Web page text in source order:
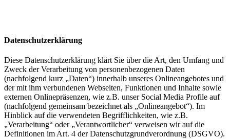
Datenschutzerklärung
Diese Datenschutzerklärung klärt Sie über die Art, den Umfang und
Zweck der Verarbeitung von personenbezogenen Daten
(nachfolgend kurz „Daten“) innerhalb unseres Onlineangebotes und
der mit ihm verbundenen Webseiten, Funktionen und Inhalte sowie
externen Onlinepräsenzen, wie z.B. unser Social Media Profile auf
(nachfolgend gemeinsam bezeichnet als „Onlineangebot“). Im
Hinblick auf die verwendeten Begrifflichkeiten, wie z.B.
„Verarbeitung“ oder „Verantwortlicher“ verweisen wir auf die
Definitionen im Art. 4 der Datenschutzgrundverordnung (DSGVO).